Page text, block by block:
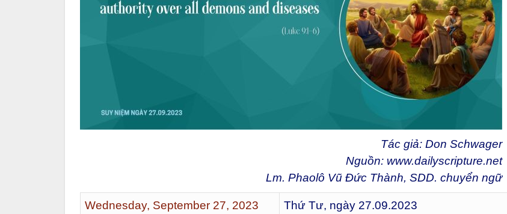
Tác giả: Don Schwager
Nguồn: www.dailyscripture.net
Lm. Phaolô Vũ Đức Thành, SDD. chuyển ngữ
Wednesday, September 27, 2023
Thứ Tư, ngày 27.09.2023